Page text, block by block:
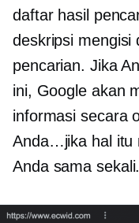
daftar hasil
deskripsi mengisi
pencarian. Jika
ini, Google akan
informasi secara
Anda…jika hal itu
Anda sama sekali.